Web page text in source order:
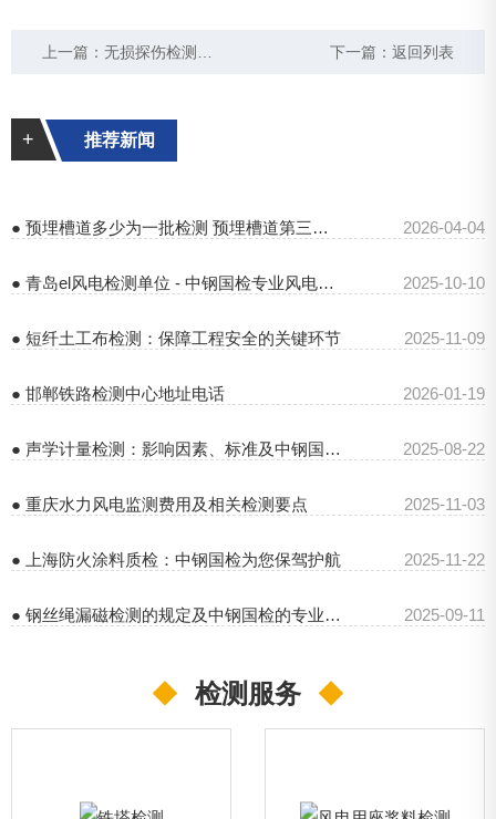
上一篇：无损探伤检测机构上门检测 无损探伤检测服务报价 下一篇： 返回列表
+ 推荐新闻
● 预埋槽道多少为一批检测 预埋槽道第三方检测报告 2026-04-04
● 青岛el风电检测单位 - 中钢国检专业风电检测服务 2025-10-10
● 短纤土工布检测：保障工程安全的关键环节 2025-11-09
● 邯郸铁路检测中心地址电话 2026-01-19
● 声学计量检测：影响因素、标准及中钢国检的专业服务 2025-08-22
● 重庆水力风电监测费用及相关检测要点 2025-11-03
● 上海防火涂料质检：中钢国检为您保驾护航 2025-11-22
● 钢丝绳漏磁检测的规定及中钢国检的专业检测服务 2025-09-11
◆ 检测服务 ◆